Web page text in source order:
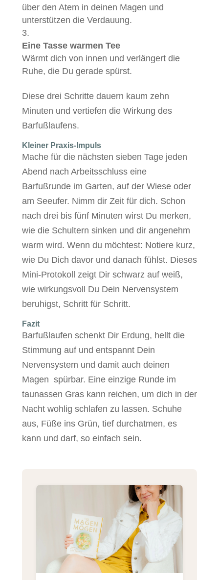
über den Atem in deinen Magen und
unterstützen die Verdauung.
Eine Tasse warmen Tee
Wärmt dich von innen und verlängert die
Ruhe, die Du gerade spürst.
Diese drei Schritte dauern kaum zehn
Minuten und vertiefen die Wirkung des
Barfußlaufens.
Kleiner Praxis-Impuls
Mache für die nächsten sieben Tage jeden
Abend nach Arbeitsschluss eine
Barfußrunde im Garten, auf der Wiese oder
am Seeufer. Nimm dir Zeit für dich. Schon
nach drei bis fünf Minuten wirst Du merken,
wie die Schultern sinken und dir angenehm
warm wird. Wenn du möchtest: Notiere kurz,
wie Du Dich davor und danach fühlst. Dieses
Mini-Protokoll zeigt Dir schwarz auf weiß,
wie wirkungsvoll Du Dein Nervensystem
beruhigst, Schritt für Schritt.
Fazit
Barfußlaufen schenkt Dir Erdung, hellt die
Stimmung auf und entspannt Dein
Nervensystem und damit auch deinen
Magen spürbar. Eine einzige Runde im
taunassen Gras kann reichen, um dich in der
Nacht wohlig schlafen zu lassen. Schuhe
aus, Füße ins Grün, tief durchatmen, es
kann und darf, so einfach sein.